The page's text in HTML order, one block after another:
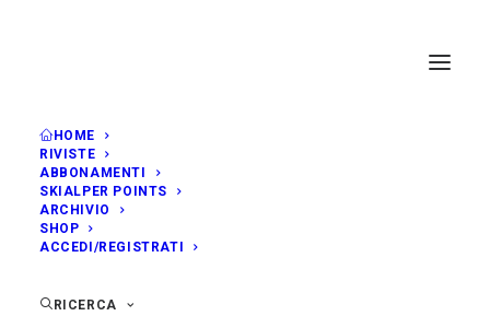
HOME
RIVISTE
ABBONAMENTI
SKIALPER POINTS
ARCHIVIO
SHOP
ACCEDI/REGISTRATI
RICERCA